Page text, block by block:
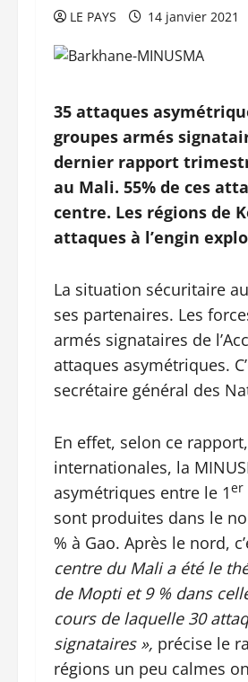
LE PAYS 14 janvier 2021
35 attaques
groupes armés
dernier rapport
au Mali. 55% de ces
centre. Les régions de
attaques à l’engin
La situation sécuritaire
ses partenaires. Les
armés signataires de
attaques asymétriques.
secrétaire général des
En effet, selon ce
internationales, la
asymétriques entre le 1er
sont produites dans le
% à Gao. Après le nord,
centre du Mali a été le
de Mopti et 9 % dans
cours de laquelle 30
signataires », précise le
régions un peu calmes